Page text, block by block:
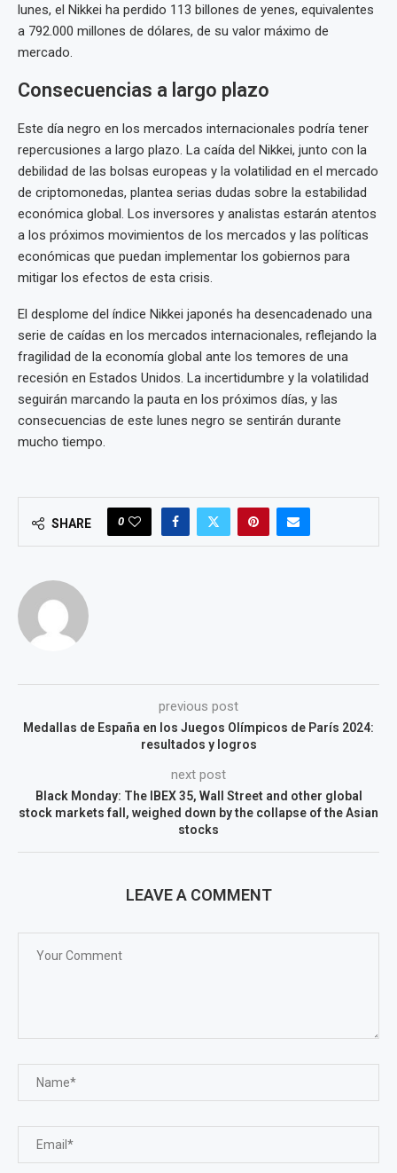
lunes, el Nikkei ha perdido 113 billones de yenes, equivalentes
a 792.000 millones de dólares, de su valor máximo de
mercado.
Consecuencias a largo plazo
Este día negro en los mercados internacionales podría tener
repercusiones a largo plazo. La caída del Nikkei, junto con la
debilidad de las bolsas europeas y la volatilidad en el mercado
de criptomonedas, plantea serias dudas sobre la estabilidad
económica global. Los inversores y analistas estarán atentos
a los próximos movimientos de los mercados y las políticas
económicas que puedan implementar los gobiernos para
mitigar los efectos de esta crisis.
El desplome del índice Nikkei japonés ha desencadenado una
serie de caídas en los mercados internacionales, reflejando la
fragilidad de la economía global ante los temores de una
recesión en Estados Unidos. La incertidumbre y la volatilidad
seguirán marcando la pauta en los próximos días, y las
consecuencias de este lunes negro se sentirán durante
mucho tiempo.
SHARE 0
previous post
Medallas de España en los Juegos Olímpicos de París 2024:
resultados y logros
next post
Black Monday: The IBEX 35, Wall Street and other global
stock markets fall, weighed down by the collapse of the Asian
stocks
LEAVE A COMMENT